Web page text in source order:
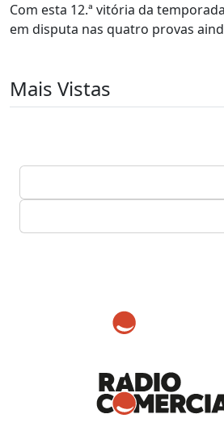
Com esta 12.ª vitória da
em disputa nas quatro provas
Mais Vistas